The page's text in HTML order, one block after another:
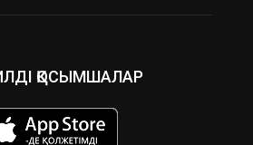
ҚОСЫМШАЛАР